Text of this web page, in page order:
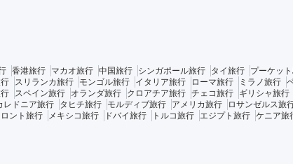
香港旅行 マカオ旅行 中国旅行 シンガポール旅行 タイ旅行 プーケッ
スリランカ旅行 モンゴル旅行 イタリア旅行 ローマ旅行 ミラノ旅行
スペイン旅行 オランダ旅行 クロアチア旅行 チェコ旅行 ギリシャ旅行
レドニア旅行 タヒチ旅行 モルディブ旅行 アメリカ旅行 ロサンゼルス旅
ロント旅行 メキシコ旅行 ドバイ旅行 トルコ旅行 エジプト旅行 ケニア旅